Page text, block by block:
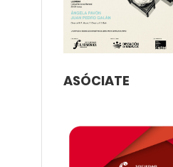
ASÓCIATE